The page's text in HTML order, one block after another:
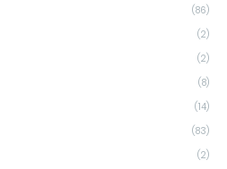
(86)
(2)
(2)
(8)
(14)
(83)
(2)